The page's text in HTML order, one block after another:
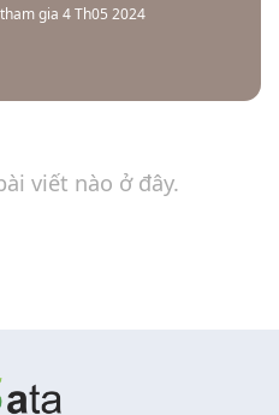
gia 4 Th05 2024
viết nào ở đây.